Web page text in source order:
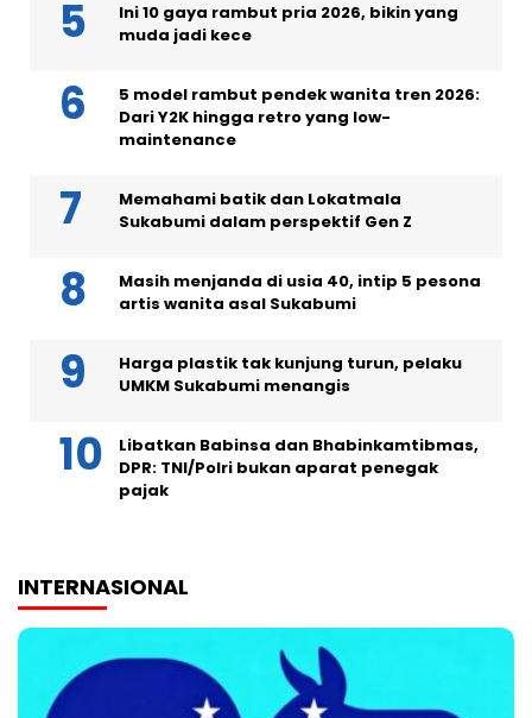
Ini 10 gaya rambut pria 2026, bikin yang
muda jadi kece
5 model rambut pendek wanita tren 2026:
Dari Y2K hingga retro yang low-
maintenance
Memahami batik dan Lokatmala
Sukabumi dalam perspektif Gen Z
Masih menjanda di usia 40, intip 5 pesona
artis wanita asal Sukabumi
Harga plastik tak kunjung turun, pelaku
UMKM Sukabumi menangis
Libatkan Babinsa dan Bhabinkamtibmas,
DPR: TNI/Polri bukan aparat penegak
pajak
INTERNASIONAL